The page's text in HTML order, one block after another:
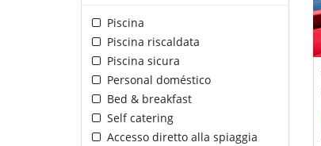
Piscina
Piscina riscaldata
Piscina sicura
Personal doméstico
Bed & breakfast
Self catering
Accesso diretto alla spiaggia